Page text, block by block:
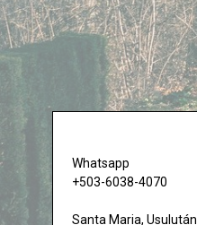
Whatsapp
+503-6038-4070
Santa Maria, Usulután